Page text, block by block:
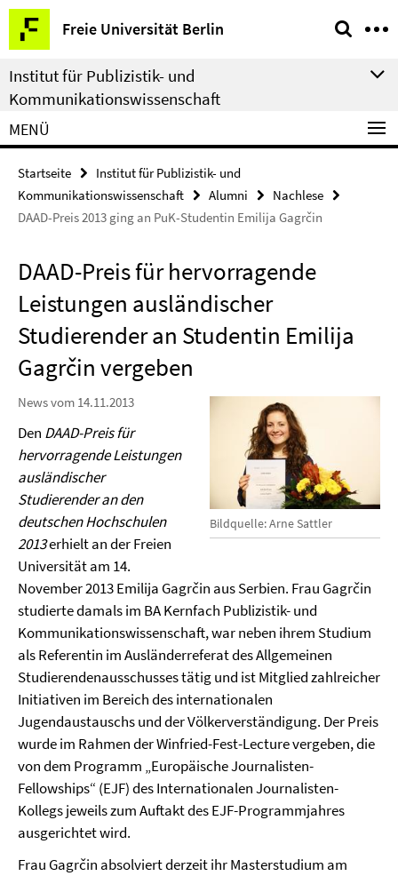
Springe
direkt
zu
Inhalt
Freie Universität Berlin
Service-
Navigation
Institut für Publizistik- und
Kommunikationswissenschaft
MENÜ
Startseite
Institut für Publizistik- und
Kommunikationswissenschaft
Alumni
Nachlese
DAAD-Preis 2013 ging an PuK-Studentin Emilija Gagrčin
DAAD-Preis für hervorragende
Leistungen ausländischer
Studierender an Studentin Emilija
Gagrčin vergeben
Bildquelle: Arne Sattler
News vom 14.11.2013
Den DAAD-Preis für
hervorragende Leistungen
ausländischer
Studierender an den
deutschen Hochschulen
2013erhielt an der Freien
Universität am 14.
November 2013 Emilija Gagrčin aus Serbien. Frau Gagrčin
studierte damals im BA Kernfach Publizistik- und
Kommunikationswissenschaft, war neben ihrem Studium
als Referentin im Ausländerreferat des Allgemeinen
Studierendenausschusses tätig und ist Mitglied zahlreicher
Initiativen im Bereich des internationalen
Jugendaustauschs und der Völkerverständigung. Der Preis
wurde im Rahmen der Winfried-Fest-Lecture vergeben, die
von dem Programm „Europäische Journalisten-
Fellowships“ (EJF) des Internationalen Journalisten-
Kollegs jeweils zum Auftakt des EJF-Programmjahres
ausgerichtet wird.
Frau Gagrčin absolviert derzeit ihr Masterstudium am